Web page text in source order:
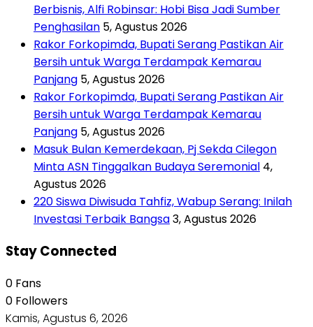
Berbisnis, Alfi Robinsar: Hobi Bisa Jadi Sumber
Penghasilan 5, Agustus 2026
Rakor Forkopimda, Bupati Serang Pastikan Air
Bersih untuk Warga Terdampak Kemarau
Panjang 5, Agustus 2026
Rakor Forkopimda, Bupati Serang Pastikan Air
Bersih untuk Warga Terdampak Kemarau
Panjang 5, Agustus 2026
Masuk Bulan Kemerdekaan, Pj Sekda Cilegon
Minta ASN Tinggalkan Budaya Seremonial 4,
Agustus 2026
220 Siswa Diwisuda Tahfiz, Wabup Serang: Inilah
Investasi Terbaik Bangsa3, Agustus 2026
Stay Connected
0 Fans
0 Followers
Kamis, Agustus 6, 2026